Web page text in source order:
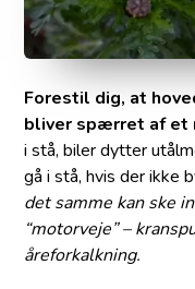
Forestil dig, at
bliver spærret af et
i stå, biler dytter
gå i stå, hvis der ikke
det samme kan ske
“motorveje” –
åreforkalkning.